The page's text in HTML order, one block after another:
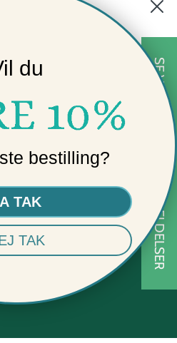
e-mærket for din
SE VORES ★★★★★ ANMELDELSER
du
bestilling?
TAK
TAK